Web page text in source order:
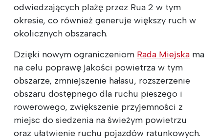
odwiedzających plażę przez Rua 2 w tym
okresie, co również generuje większy ruch w
okolicznych obszarach.
Dzięki nowym ograniczeniom Rada Miejska ma
na celu poprawę jakości powietrza w tym
obszarze, zmniejszenie hałasu, rozszerzenie
obszaru dostępnego dla ruchu pieszego i
rowerowego, zwiększenie przyjemności z
miejsc do siedzenia na świeżym powietrzu
oraz ułatwienie ruchu pojazdów ratunkowych.